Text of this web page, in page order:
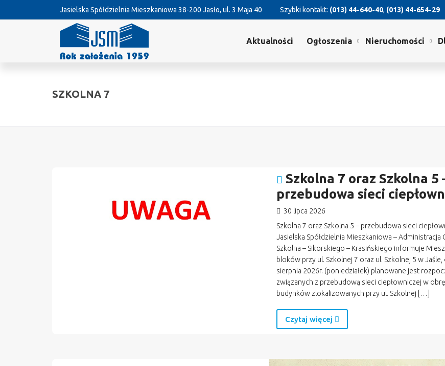
Jasielska Spółdzielnia Mieszkaniowa 38-200 Jasło, ul. 3 Maja 40 Szybki kontakt: (013) 44-640-40, (013) 44-654-29
Aktualności Ogłoszenia Nieruchomości
SZKOLNA 7
Szkolna 7 oraz Szkolna 5
przebudowa sieci
30 lipca 2026
Szkolna 7 oraz Szkolna 5 – przebudowa sieci
Jasielska Spółdzielnia Mieszkaniowa – Administracja
Szkolna – Sikorskiego – Krasińskiego informuje
bloków przy ul. Szkolnej 7 oraz ul. Szkolnej 5 w Jaśle,
sierpnia 2026r. (poniedziałek) planowane jest
związanych z przebudową sieci ciepłowniczej w
budynków zlokalizowanych przy ul. Szkolnej […]
Czytaj więcej